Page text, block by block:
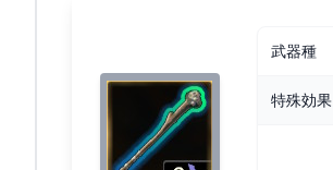
武器種
特殊効果